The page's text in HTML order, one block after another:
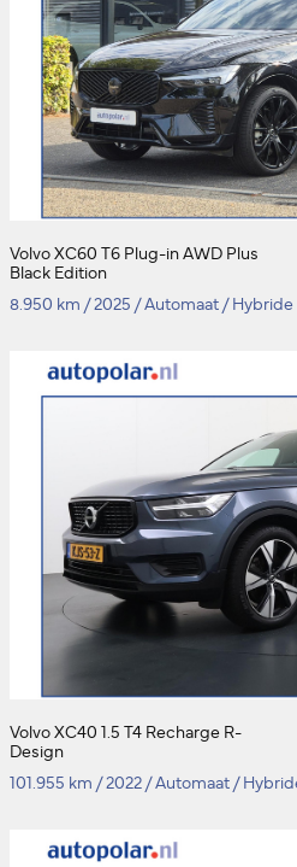
Volvo XC60 T6 Plug-in AWD Plus
Black Edition
8.950 km /2025 /Automaat /Hybride
Volvo XC40 1.5 T4 Recharge R-
Design
101.955 km /2022 /Automaat /